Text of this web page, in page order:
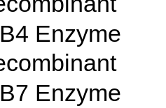
Enzyme
Enzyme